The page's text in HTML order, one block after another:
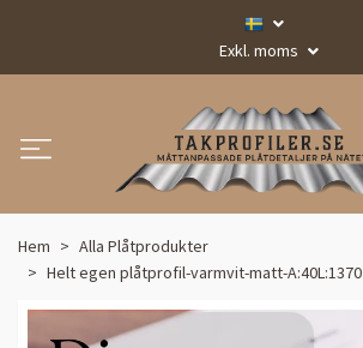
Exkl. moms
Hem
Alla Plåtprodukter
Helt egen plåtprofil-varmvit-matt-A:40L:1370